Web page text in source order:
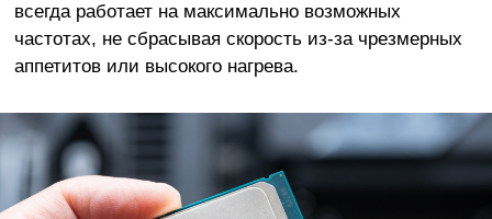
всегда работает на максимально возможных
частотах, не сбрасывая скорость из-за чрезмерных
аппетитов или высокого нагрева.